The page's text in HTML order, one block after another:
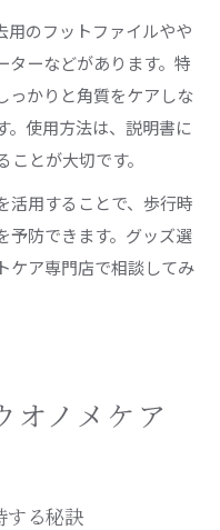
用のフットファイルやや
ターなどがあります。特
っかりと角質をケアしな
。使用方法は、説明書に
とが大切です。
活用することで、歩行時
予防できます。グッズ選
ケア専門店で相談してみ
オノメケア
する秘訣